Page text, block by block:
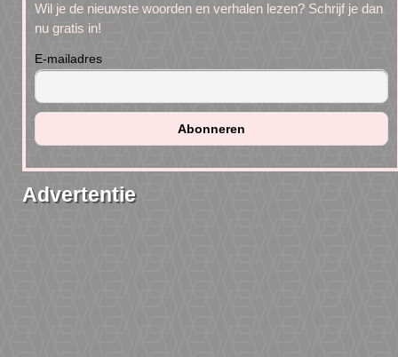
Wil je de nieuwste woorden en verhalen lezen? Schrijf je dan
nu gratis in!
E-mailadres
Advertentie